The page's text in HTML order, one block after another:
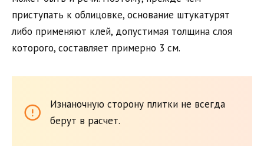
приступать к облицовке, основание штукатурят
либо применяют клей, допустимая толщина слоя
которого, составляет примерно 3 см.
Изнаночную сторону плитки не всегда
берут в расчет.